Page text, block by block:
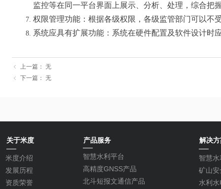
监控等在同一平台界面上展示、分析、处理，综合把
权限管理功能：根据各级权限，各级监管部门可以不
系统应具有扩展功能：系统在硬件配置及软件设计时
ꁆ 上一篇： 无
ꁆ 下一篇： 无
米度介绍
发展历程
资质荣誉
关于米度
智慧水利平台
高精度GNSS产品
北斗短报文通信产品
产品服务
智慧水
矿山安
水利水
解决